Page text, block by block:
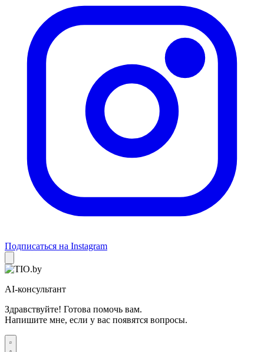
Подписаться на Instagram
AI-консультант
Здравствуйте! Готова помочь вам.
Напишите мне, если у вас появятся вопросы.